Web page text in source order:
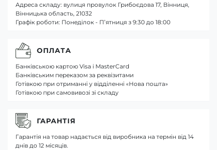
Адреса складу: вулиця провулок Грибоєдова 17, Вінниця,
Вінницька область, 21032
Графік роботи: Понеділок - П’ятниця з 9:30 до 18:00
ОПЛАТА
Банківською картою Visa і MasterCard
Банківським переказом за реквізитами
Готівкою при отриманні у відділенні «Нова пошта»
Готівкою при самовивозі зі складу
ГАРАНТІЯ
Гарантія на товар надається від виробника на термін від 14
днів до 12 місяців.